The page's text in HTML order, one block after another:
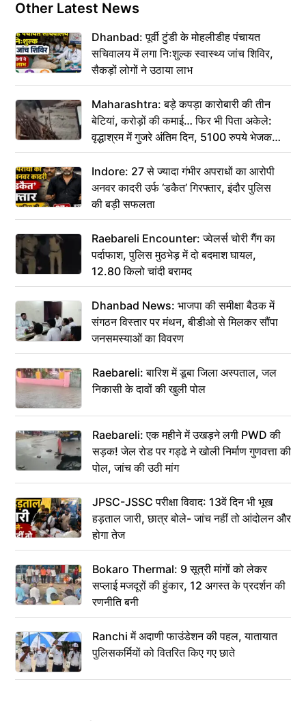
Other Latest News
Dhanbad: पूर्वी टुंडी के मोहलीडीह पंचायत
सचिवालय में लगा निःशुल्क स्वास्थ्य जांच शिविर,
सैकड़ों लोगों ने उठाया लाभ
Maharashtra: बड़े कपड़ा कारोबारी की तीन
बेटियां, करोड़ों की कमाई… फिर भी पिता अकेले:
वृद्धाश्रम में गुजरे अंतिम दिन, 5100 रुपये भेजकर
कहा– अंतिम संस्कार कर दीजिए हम नहीं आ पाएंगे
Indore: 27 से ज्यादा गंभीर अपराधों का आरोपी
अनवर कादरी उर्फ ‘डकैत’ गिरफ्तार, इंदौर पुलिस
की बड़ी सफलता
Raebareli Encounter: ज्वेलर्स चोरी गैंग का
पर्दाफाश, पुलिस मुठभेड़ में दो बदमाश घायल,
12.80 किलो चांदी बरामद
Dhanbad News: भाजपा की समीक्षा बैठक में
संगठन विस्तार पर मंथन, बीडीओ से मिलकर सौंपा
जनसमस्याओं का विवरण
Raebareli: बारिश में डूबा जिला अस्पताल, जल
निकासी के दावों की खुली पोल
Raebareli: एक महीने में उखड़ने लगी PWD की
सड़क! जेल रोड पर गड्ढे ने खोली निर्माण गुणवत्ता की
पोल, जांच की उठी मांग
JPSC-JSSC परीक्षा विवाद: 13वें दिन भी भूख
हड़ताल जारी, छात्र बोले- जांच नहीं तो आंदोलन और
होगा तेज
Bokaro Thermal: 9 सूत्री मांगों को लेकर
सप्लाई मजदूरों की हुंकार, 12 अगस्त के प्रदर्शन की
रणनीति बनी
Ranchi में अदाणी फाउंडेशन की पहल, यातायात
पुलिसकर्मियों को वितरित किए गए छाते